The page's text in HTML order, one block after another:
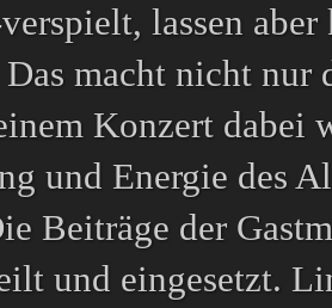
lassen
macht nicht nur
Konzert dabei
und Energie des
Beiträge der
und eingesetzt.